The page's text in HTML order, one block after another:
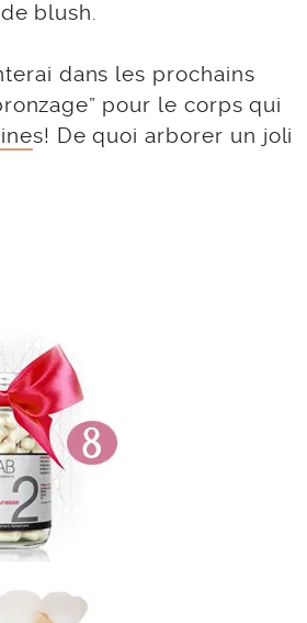
blush.
dans les prochains
pour le corps qui
s! De quoi arborer un joli